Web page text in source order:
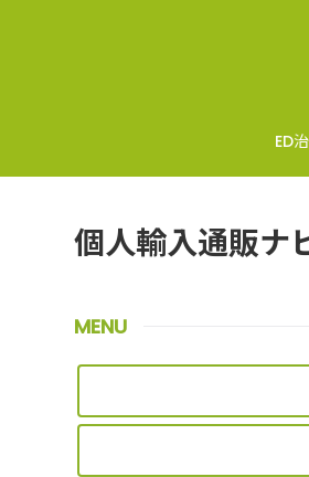
ED
個人輸入通販ナ
MENU